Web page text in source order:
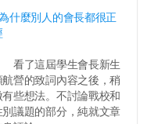
什麼別人的會長都很正
了這屆學生會長新生
航營的致詞內容之後，稍
有些想法。不討論戰校和
別議題的部分，純就文章